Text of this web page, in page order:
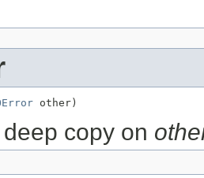
other)
copy on